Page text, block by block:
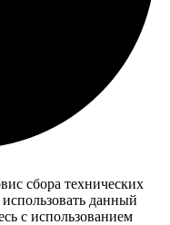
сбора технических
данный
с использованием